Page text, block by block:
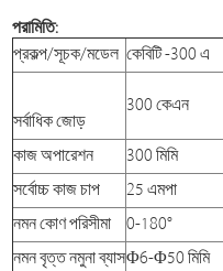
পরামিতি:
প্রকল্প/সূচক/মডেল কেবিটি -300 এ
সর্বাধিক জোড়
300 কেএন
কাজ অপারেশন
300 মিমি
সর্বোচ্চ কাজ চাপ
25 এমপা
নমন কোণ পরিসীমা
0-180°
নমন বৃত্ত নমুনা ব্যাসΦ6-Φ50 মিমি